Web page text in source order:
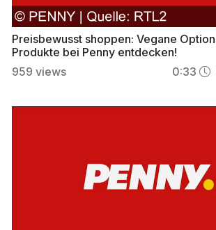
Preisbewusst shoppen: Vegane
Produkte bei Penny entdecken!
959 views 0:33